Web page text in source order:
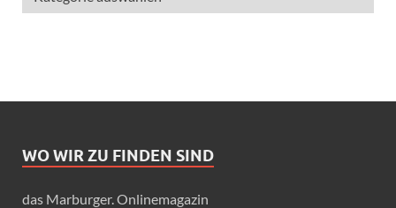
WO WIR ZU FINDEN SIND
das Marburger. Onlinemagazin